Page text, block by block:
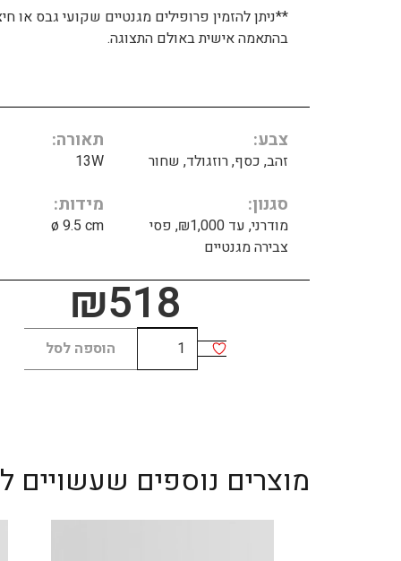
**ניתן להזמין פרופילים מגנטיים שקועי גבס או
בהתאמה אישית באולם התצוגה.
צבע
זהב, כסף, רוזגולד, שחור
תאורה
13W
סגנון
מודרני, עד ₪1,000, פסי
צבירה מגנטיים
מידות
ø 9.5 cm
₪518
כמות
של
הוספה לסל
מוצרים נוספים שעשויים